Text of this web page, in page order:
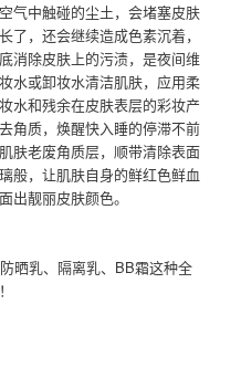
气中触碰的尘土，会堵塞皮肤
了，还会继续造成色素沉着，
消除皮肤上的污渍，是夜间维
水或卸妆水清洁肌肤，应用柔
水和残余在皮肤表层的彩妆产
角质，焕醒快入睡的停滞不前
肤老废角质层，顺带清除表面
般，让肌肤自身的鲜红色鲜血
出靓丽皮肤颜色。
晒乳、隔离乳、BB霜这种全